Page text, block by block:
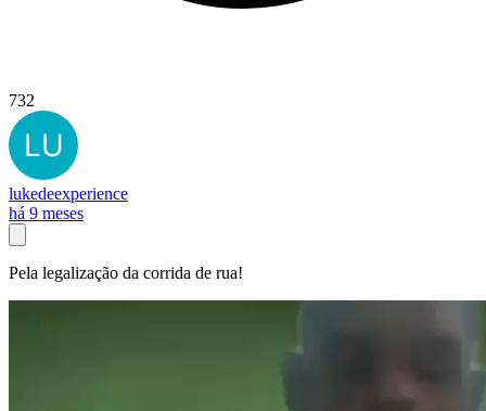
732
lukedeexperience
há 9 meses
Pela legalização da corrida de rua!